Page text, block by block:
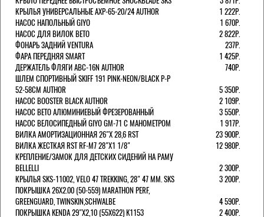
КРЫЛЬЯ УНИВЕРСАЛЬНЫЕ AXP-65-20/24 AUTHOR
1 222Р.
НАСОС НАПОЛЬНЫЙ GIYO
1 670Р.
НАСОС ДЛЯ ВИЛОК ВЕТО
2 822Р.
ФОНАРЬ ЗАДНИЙ VENTURA
237Р.
ФАРА ПЕРЕДНЯЯ SMART
1 425Р.
ДЕРЖАТЕЛЬ ФЛЯГИ ABC-16N AUTHOR
740Р.
ШЛЕМ СПОРТИВНЫЙ SKIFF 191 PINK-NEON/BLACK Р-Р
52-58СМ AUTHOR
5 350Р.
НАСОС BOOSTER BLACK AUTHOR
2 109Р.
НАСОС BETO АЛЮМИНИЕВЫЙ ФРЕЗЕРОВАННЫЙ
3 550Р.
НАСОС ВЕЛОСИПЕДНЫЙ GIYO GM-71 С МАНОМЕТРОМ
1 917Р.
ВИЛКА АМОРТИЗАЦИОННАЯ 26"Х 28,6 RST
23 900Р.
ВИЛКА ЖЕСТКАЯ RST RF-M7 28"Х1 1/8"
12 980Р.
КРЕПЛЕНИЕ/ЗАМОК ДЛЯ ДЕТСКИХ СИДЕНИЙ НА РАМУ
BELLELLI
2 300Р.
КРЫЛЬЯ SKS-11002, VELO 47 TREKKING, 28" 47 ММ. SKS
3 200Р.
ПОКРЫШКА 26X2.00 (50-559) MARATHON PERF,
GREENGUARD, TWINSKIN,SCHWALBE
4 590Р.
ПОКРЫШКА KENDA 29"Х2,10 (55X622) K1153
2 400Р.